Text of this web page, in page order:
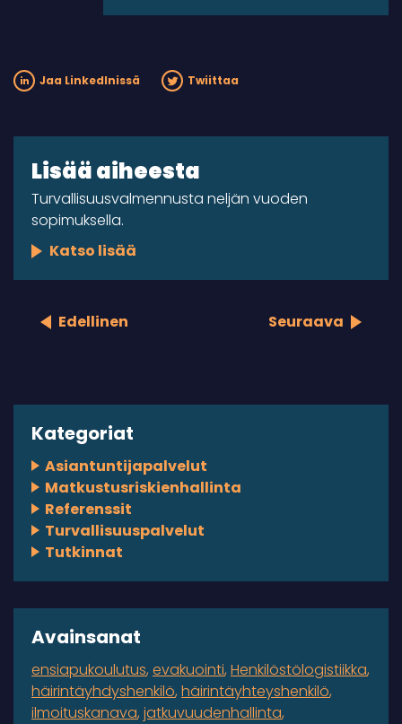
Jaa LinkedInissä Twiittaa
Lisää aiheesta
Turvallisuusvalmennusta neljän vuoden
sopimuksella.
Katso lisää
Edellinen Seuraava
Kategoriat
Asiantuntijapalvelut
Matkustusriskienhallinta
Referenssit
Turvallisuuspalvelut
Tutkinnat
Avainsanat
ensiapukoulutus evakuointi Henkilöstölogistiikka
häirintäyhdyshenkilö häirintäyhteyshenkilö
ilmoituskanava jatkuvuudenhallinta